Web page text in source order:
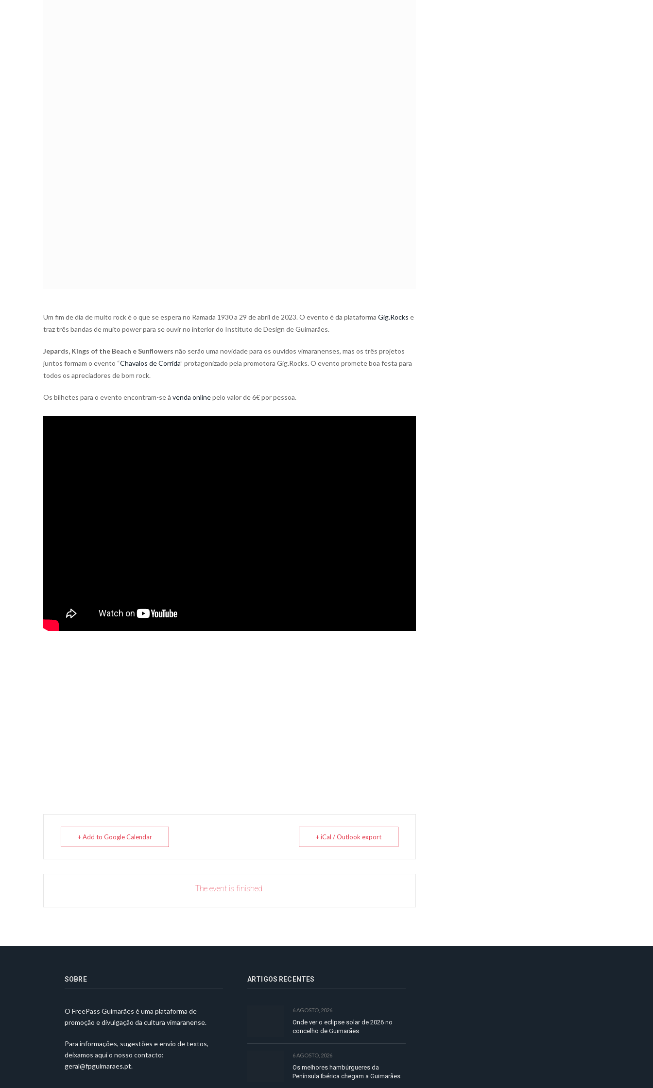
Um fim de dia de muito rock é o que se espera no Ramada 1930 a 29 de abril de 2023. O evento é da plataforma Gig.Rocks e
traz três bandas de muito power para se ouvir no interior do Instituto de Design de Guimarães.
Jepards, Kings of the Beach e Sunflowers não serão uma novidade para os ouvidos vimaranenses, mas os três projetos
juntos formam o evento “Chavalos de Corrida” protagonizado pela promotora Gig.Rocks. O evento promete boa festa para
todos os apreciadores de bom rock.
Os bilhetes para o evento encontram-se à venda onlinepelo valor de 6€ por pessoa.
+ Add to Google Calendar + iCal / Outlook export
The event is finished.
SOBRE
O FreePass Guimarães é uma plataforma de
promoção e divulgação da cultura vimaranense.
Para informações, sugestões e envio de textos,
deixamos aqui o nosso contacto:
geral@fpguimaraes.pt.
ARTIGOS RECENTES
6 AGOSTO, 2026
Onde ver o eclipse solar de 2026 no
concelho de Guimarães
6 AGOSTO, 2026
Os melhores hambúrgueres da
Península Ibérica chegam a Guimarães